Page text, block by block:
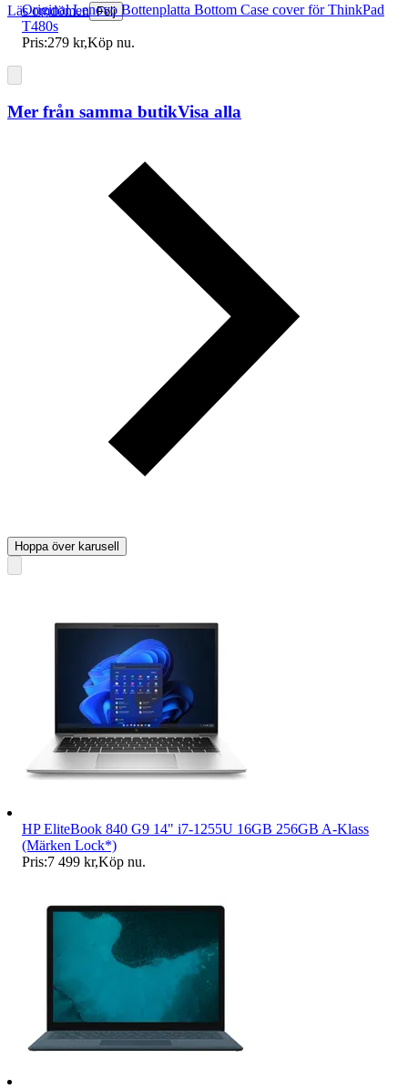
Läs omdömen Följ
Original Lenovo Bottenplatta Bottom Case cover för ThinkPad
T480s
Pris:279 kr,Köp nu.
Mer från samma butikVisa alla
Hoppa över karusell
HP EliteBook 840 G9 14" i7-1255U 16GB 256GB A-Klass
(Märken Lock*)
Pris:7 499 kr,Köp nu.